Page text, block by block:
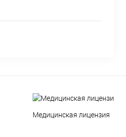
Медицинская лицензия